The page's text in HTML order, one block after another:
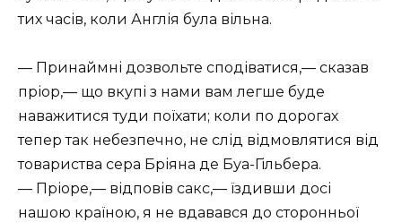
тих часів, коли Англія була вільна.
— Принаймні дозвольте сподіватися,— сказав
пріор,— що вкупі з нами вам легше буде
наважитися туди поїхати; коли по дорогах
тепер так небезпечно, не слід відмовлятися від
товариства сера Бріяна де Буа-Гільбера.
— Пріоре,— відповів сакс,— їздивши досі
нашою країною, я не вдавався до сторонньої